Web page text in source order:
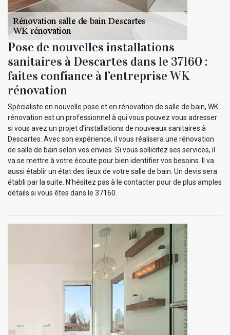
Pose de nouvelles installations
sanitaires à Descartes dans le 37160 :
faites confiance à l’entreprise WK
rénovation
Spécialiste en nouvelle pose et en rénovation de salle de bain, WK
rénovation est un professionnel à qui vous pouvez vous adresser
si vous avez un projet d’installations de nouveaux sanitaires à
Descartes. Avec son expérience, il vous réalisera une rénovation
de salle de bain selon vos envies. Si vous sollicitez ses services, il
va se mettre à votre écoute pour bien identifier vos besoins. Il va
aussi établir un état des lieux de votre salle de bain. Un devis sera
établi par la suite. N’hésitez pas à le contacter pour de plus amples
détails si vous êtes dans le 37160.